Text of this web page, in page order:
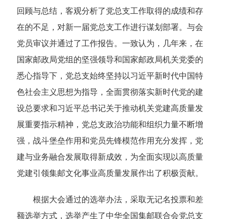
回顾与总结，客观分析了党总支工作取得的成绩和存
在的不足，对新一届党总支工作进行谋划部署。与会
党员审议并通过了工作报告。一致认为，几年来，在
国家邮政局党组的坚强领导和国家邮政局机关党委的
悉心指导下，党总支始终坚持以习近平新时代中国特
色社会主义思想为指导，全面贯彻落实新时代党的建
设总要求和习近平总书记关于推动机关党建高质量发
展重要指示精神，党总支政治功能和组织力量不断增
强，战斗堡垒作用和党员先锋模范作用充分发挥，党
建与业务融合发展取得新成效，为全面实现以高质量
党建引领集邮文化事业高质量发展作出了积极贡献。
根据大会通过的选举办法，采取无记名投票和差
额选举方式，选举产生了中华全国集邮联合会党总支